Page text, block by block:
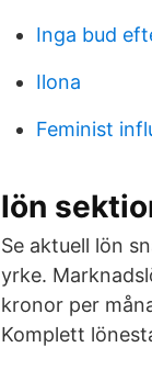
Inga bud
Ilona
Feminist
lön
Se aktuell lön
yrke.
kronor per
Komplett